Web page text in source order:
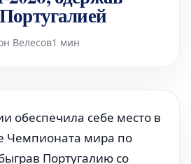
Велесов1 мин
обеспечила себе место в
Чемпионата мира по
Португалию со